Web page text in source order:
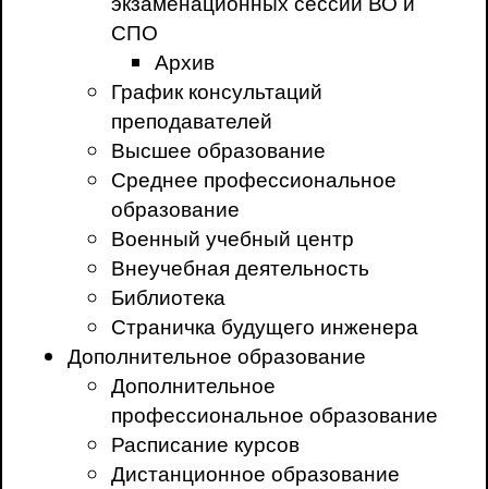
СПО
Архив
График консультаций
преподавателей
Высшее образование
Среднее профессиональное
образование
Военный учебный центр
Внеучебная деятельность
Библиотека
Страничка будущего инженера
Дополнительное образование
Дополнительное
профессиональное образование
Расписание курсов
Дистанционное образование